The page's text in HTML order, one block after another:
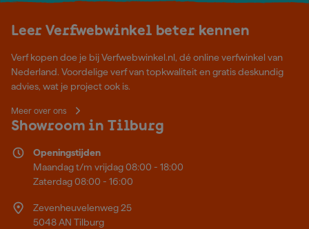
Leer Verfwebwinkel beter kennen
Verf kopen doe je bij Verfwebwinkel.nl, dé online verfwinkel van
Nederland. Voordelige verf van topkwaliteit en gratis deskundig
advies, wat je project ook is.
Meer over ons
Showroom in Tilburg
Openingstijden
Maandag t/m vrijdag 08:00 - 18:00
Zaterdag 08:00 - 16:00
Zevenheuvelenweg 25
5048 AN Tilburg